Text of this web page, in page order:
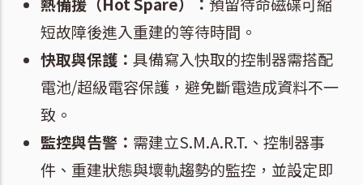
短故障後進入重建的等待時間。
快取與保護： 具備寫入快取的控制器需搭配
電池/超級電容保護，避免斷電造成資料不一
致。
監控與告警： 需建立S.M.A.R.T.、控制器事
件、重建狀態與壞軌趨勢的監控，並設定即